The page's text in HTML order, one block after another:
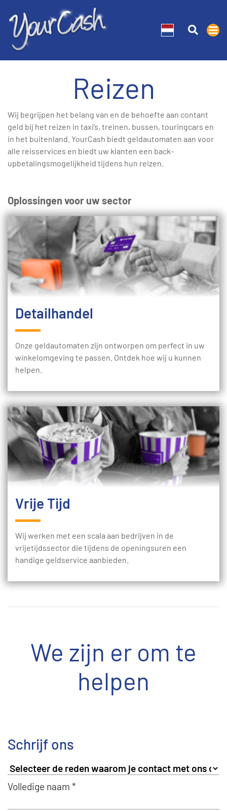
Reizen
Wij begrijpen het belang van en de behoefte aan contant
geld bij het reizen in taxi’s, treinen, bussen, touringcars en
in het buitenland. YourCash biedt geldautomaten aan voor
alle reisservices en biedt uw klanten een back-
upbetalingsmogelijkheid tijdens hun reizen.
Oplossingen voor uw sector
Detailhandel
Onze geldautomaten zijn ontworpen om perfect in uw
winkelomgeving te passen. Ontdek hoe wij u kunnen
helpen.
Vrije Tijd
Wij werken met een scala aan bedrijven in de
vrijetijdssector die tijdens de openingsuren een
handige geldservice aanbieden.
We zijn er om te
helpen
Schrijf ons
Volledige naam *